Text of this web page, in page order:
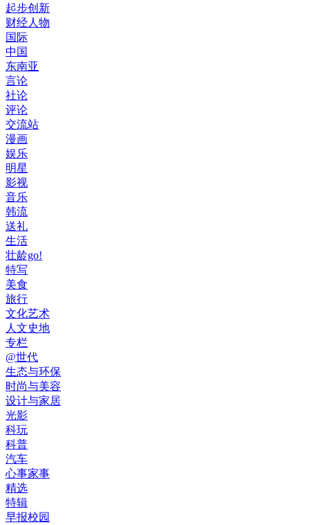
起步创新
财经人物
国际
中国
东南亚
言论
社论
评论
交流站
漫画
娱乐
明星
影视
音乐
韩流
送礼
生活
壮龄go!
特写
美食
旅行
文化艺术
人文史地
专栏
@世代
生态与环保
时尚与美容
设计与家居
光影
科玩
科普
汽车
心事家事
精选
特辑
早报校园